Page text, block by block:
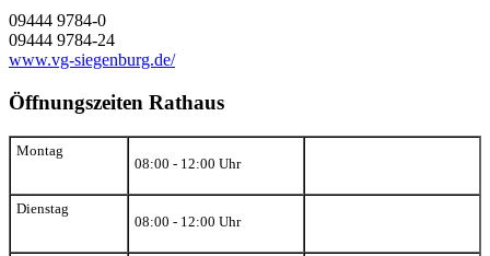
09444 9784-0
09444 9784-24
www.vg-siegenburg.de/
Öffnungszeiten Rathaus
Montag
08:00 - 12:00 Uhr
Dienstag
08:00 - 12:00 Uhr